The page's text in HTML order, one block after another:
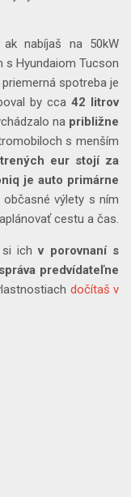
nabíjaš na 50kW
s Hyundaiom Tucson
spotreba je
by cca 42 litrov
na približne
s menším
eur stojí za
je auto primárne
občasné výlety s ním
cestu a čas.
ich v porovnaní s
správa predvídateľne
dočítaš v